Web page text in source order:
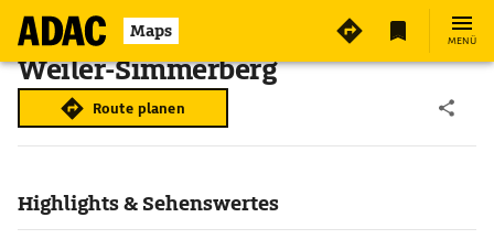
Maps MENÜ
Weiler-Simmerberg
Route planen
Highlights & Sehenswertes